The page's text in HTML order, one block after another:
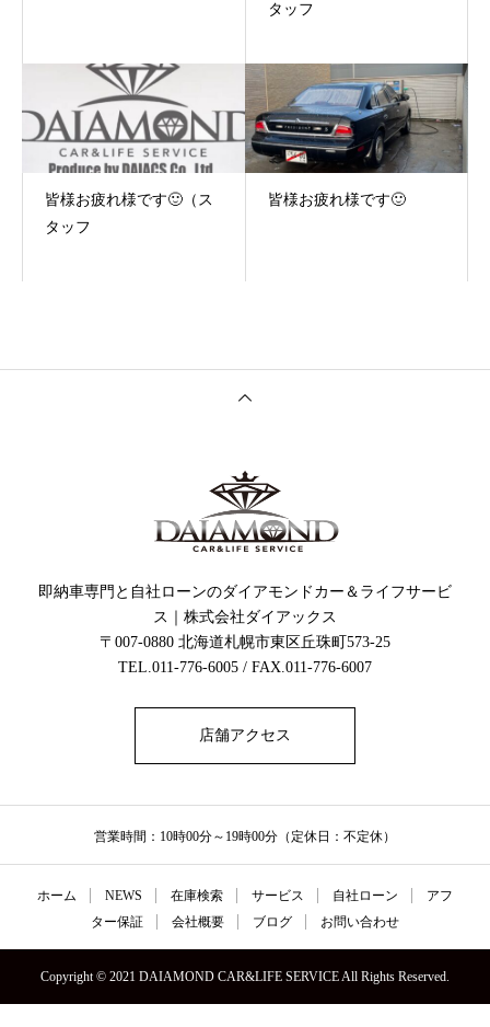
タッフ
皆様お疲れ様です🙂（ス
タッフ
皆様お疲れ様です🙂
即納車専門と自社ローンのダイアモンドカー＆ライフサービ
ス｜株式会社ダイアックス
〒007-0880 北海道札幌市東区丘珠町573-25
TEL.011-776-6005 / FAX.011-776-6007
店舗アクセス
営業時間：10時00分～19時00分（定休日：不定休）
ホーム NEWS 在庫検索 サービス 自社ローン
アフ
ター保証
会社概要 ブログ お問い合わせ
Copyright © 2021 DAIAMOND CAR&LIFE SERVICE All Rights Reserved.